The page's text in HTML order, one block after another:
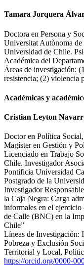
Tamara Jorquera
Doctora en Persona y
Universitat Autònoma
Universidad de Chile.
Académica del
Áreas de investigación:
resistencia; (2) violencia
Académicas y
Cristian Leyton
Doctor en Política
Magíster en Gestión y
Licenciado en Trabajo
Chile. Investigador
Pontificia Universidad
Postgrado de la
Investigador
la Caja Negra: Carga
informales en el
de Calle (BNC) en la
Chile”
Líneas de Investigación:
Pobreza y Exclusión
Territorial y Local,
https://orcid.org/0000-